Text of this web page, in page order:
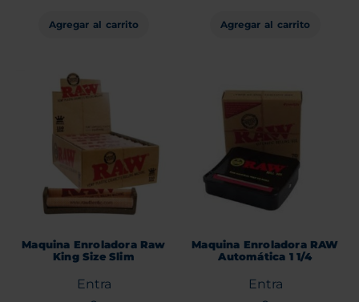
Agregar al carrito Agregar al carrito
Maquina Enroladora Raw
King Size Slim
Entra
Maquina Enroladora RAW
Automática 1 1/4
Entra